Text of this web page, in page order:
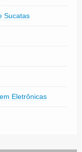
Sucatas
Eletrônicas